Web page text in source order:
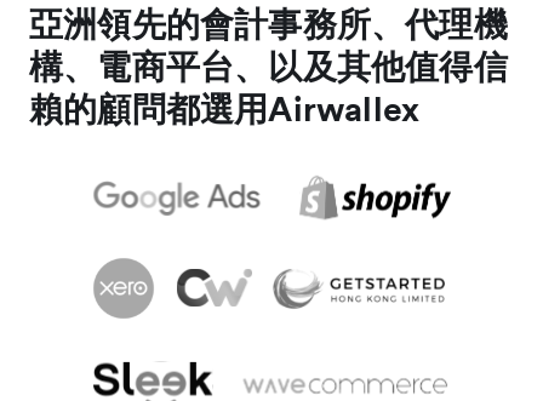
亞洲領先的會計事務所、代理機
構、電商平台、以及其他值得信
賴的顧問都選用Airwallex